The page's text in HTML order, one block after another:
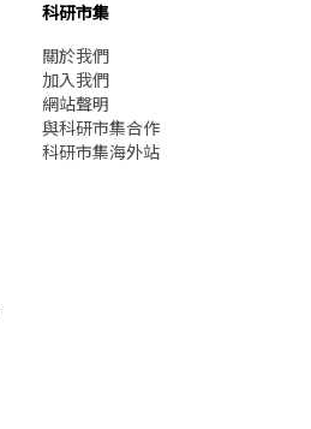
科研市集
關於我們
加入我們
網站聲明
與科研市集合作
科研市集海外站